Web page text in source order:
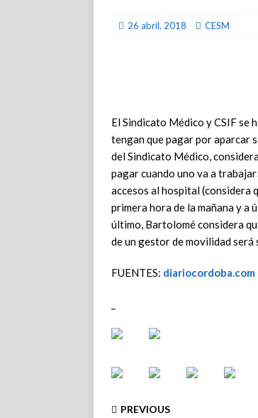
26 abril, 2018 CESM
El Sindicato Médico y CSIF se
tengan que pagar por aparcar
del Sindicato Médico,
pagar cuando uno va a
accesos al hospital (considera
primera hora de la mañana y a
último, Bartolomé considera
de un gestor de movilidad será
FUENTES: diariocordoba.com
PREVIOUS